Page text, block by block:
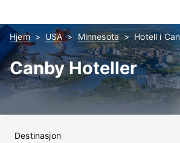
Hjem USA Minnesota Hotell i
Canby Hoteller
Destinasjon